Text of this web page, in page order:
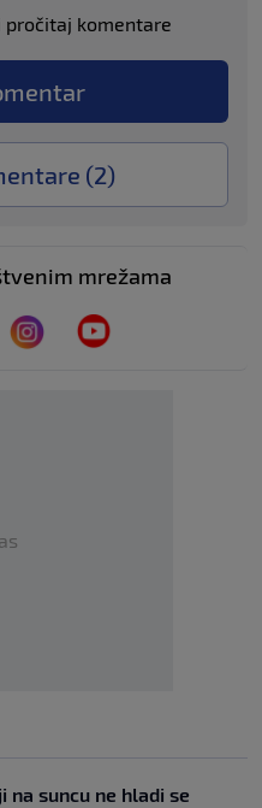
pročitaj komentare
(2)
mrežama
na suncu ne hladi se